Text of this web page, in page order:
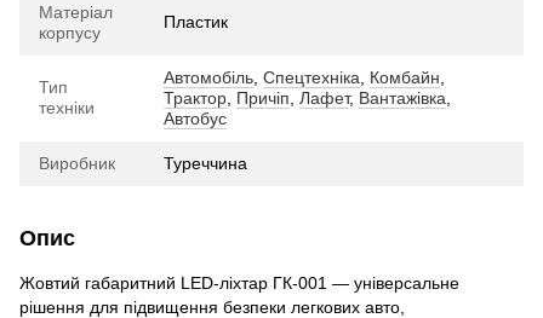
Матеріал
корпусу
Пластик
Тип
техніки
Автомобіль Спецтехніка Комбайн
Трактор Причіп Лафет, Вантажівка
Автобус
Виробник Туреччина
Опис
Жовтий габаритний LED-ліхтар ГК-001 — універсальне
рішення для підвищення безпеки легкових авто,